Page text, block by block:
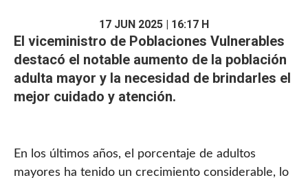
17 JUN 2025 | 16:17 H
El viceministro de Poblaciones Vulnerables
destacó el notable aumento de la población
adulta mayor y la necesidad de brindarles el
mejor cuidado y atención.
En los últimos años, el porcentaje de adultos
mayores ha tenido un crecimiento considerable, lo